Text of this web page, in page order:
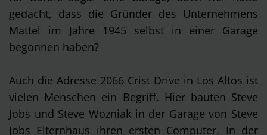
gedacht, dass die Gründer des Unternehmens
Mattel im Jahre 1945 selbst in einer Garage
begonnen haben?
Auch die Adresse 2066 Crist Drive in Los Altos ist
vielen Menschen ein Begriff. Hier bauten Steve
Jobs und Steve Wozniak in der Garage von Steve
Jobs Elternhaus ihren ersten Computer. In der